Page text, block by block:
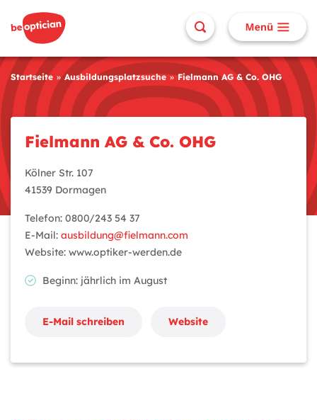
Startseite Ausbildungsplatzsuche Fielmann AG & Co. OHG
Fielmann AG & Co. OHG
Kölner Str. 107
41539 Dormagen
Telefon: 0800/243 54 37
E-Mail: ausbildung@fielmann.com
Website: www.optiker-werden.de
Beginn: jährlich im August
E-Mail schreiben Website